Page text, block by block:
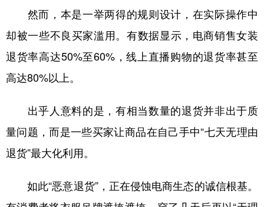
陕西 甘肃 青海 宁夏
新疆 内蒙古 黑龙江
多语种频道
English Español Français عربى
Русский язык 日本語 한국어
Deutsch Português
然而，本是一举两得的规则设计，在实际操作中
却被一些不良买家滥用。有数据显示，电商销售女装
退货率高达50%至60%，线上直播购物的退货率甚至
高达80%以上。
出乎人意料的是，有相当数量的退货并非出于质
量问题，而是一些买家让商品在自己手中“七天无理由
退货”最大化利用。
如此“恶意退货”，正在侵蚀电商生态的诚信根基。